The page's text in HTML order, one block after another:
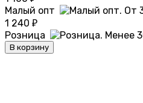
Малый опт
1 240 ₽
Розница
В корзину